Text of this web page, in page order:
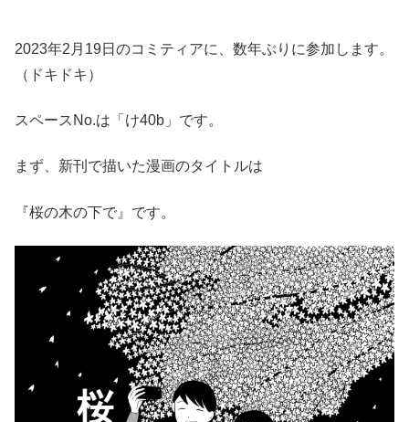
2023年2月19日のコミティアに、数年ぶりに参加します。
（ドキドキ）
スペースNo.は「け40b」です。
まず、新刊で描いた漫画のタイトルは
『桜の木の下で』です。